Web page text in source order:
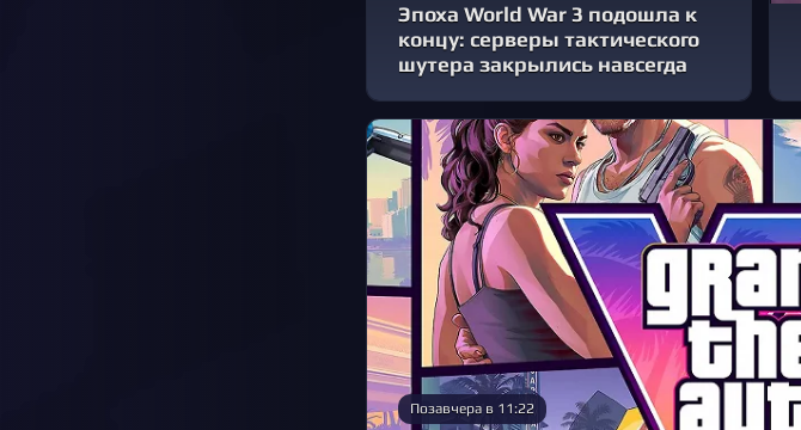
Эпоха World War 3 подошла к
концу: серверы тактического
шутера закрылись навсегда
Позавчера в 11:22